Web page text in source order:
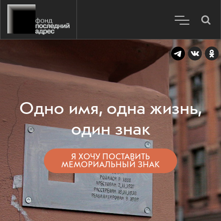
Одно имя, одна жизнь,
один знак
Я ХОЧУ ПОСТАВИТЬ
МЕМОРИАЛЬНЫЙ ЗНАК